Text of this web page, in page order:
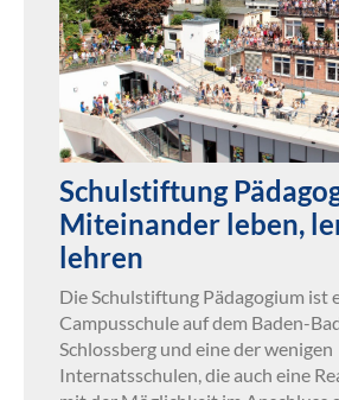
Schulstiftung
Miteinander leben,
lehren
Die Schulstiftung Pädagogium ist
Campusschule auf dem Baden-
Schlossberg und eine der wenigen
Internatsschulen, die auch eine